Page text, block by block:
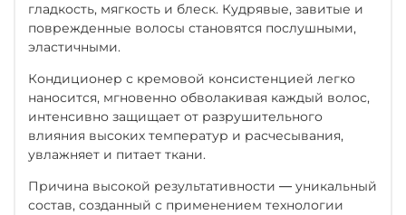
гладкость, мягкость и блеск. Кудрявые, завитые и
поврежденные волосы становятся послушными,
эластичными.
Кондиционер с кремовой консистенцией легко
наносится, мгновенно обволакивая каждый волос,
интенсивно защищает от разрушительного
влияния высоких температур и расчесывания,
увлажняет и питает ткани.
Причина высокой результативности ― уникальный
состав, созданный с применением технологии